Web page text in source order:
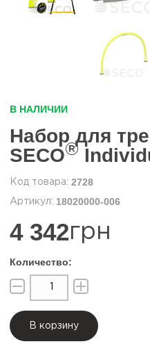
В НАЛИЧИИ
Набор для
SECO®
2728
18020000-006
4 342грн
В корзину